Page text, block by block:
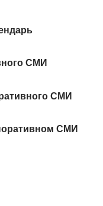
СМИ
СМИ
СМИ